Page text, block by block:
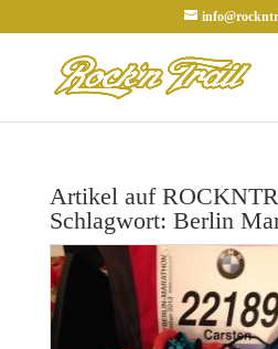
Artikel auf
Schlagwort: Berlin